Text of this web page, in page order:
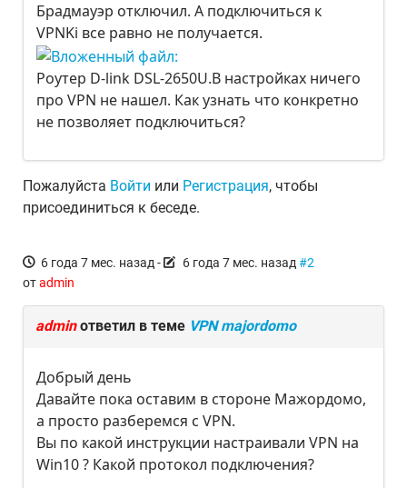
Брадмауэр отключил. А подключиться к
VPNKi все равно не получается.
Роутер D-link DSL-2650U.В настройках ничего
про VPN не нашел. Как узнать что конкретно
не позволяет подключиться?
Пожалуйста Войти или Регистрация, чтобы
присоединиться к беседе.
6 года 7 мес. назад - 6 года 7 мес. назад #2
отadmin
adminответил в теме VPN majordomo
Добрый день
Давайте пока оставим в стороне Мажордомо,
а просто разберемся с VPN.
Вы по какой инструкции настраивали VPN на
Win10 ? Какой протокол подключения?